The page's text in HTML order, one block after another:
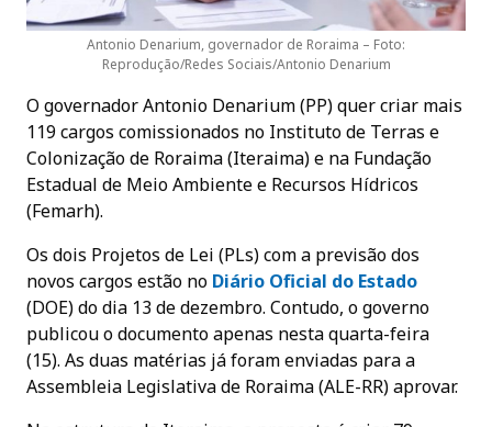
Antonio Denarium, governador de Roraima – Foto:
Reprodução/Redes Sociais/Antonio Denarium
O governador Antonio Denarium (PP) quer criar mais
119 cargos comissionados no Instituto de Terras e
Colonização de Roraima (Iteraima) e na Fundação
Estadual de Meio Ambiente e Recursos Hídricos
(Femarh).
Os dois Projetos de Lei (PLs) com a previsão dos
novos cargos estão no Diário Oficial do Estado
(DOE) do dia 13 de dezembro. Contudo, o governo
publicou o documento apenas nesta quarta-feira
(15). As duas matérias já foram enviadas para a
Assembleia Legislativa de Roraima (ALE-RR) aprovar.